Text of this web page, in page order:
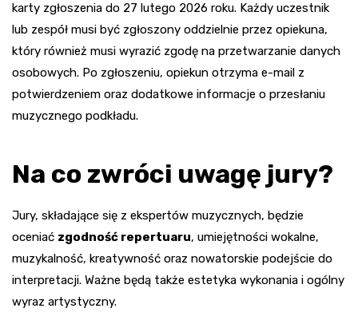
karty zgłoszenia do 27 lutego 2026 roku. Każdy uczestnik
lub zespół musi być zgłoszony oddzielnie przez opiekuna,
który również musi wyrazić zgodę na przetwarzanie danych
osobowych. Po zgłoszeniu, opiekun otrzyma e-mail z
potwierdzeniem oraz dodatkowe informacje o przesłaniu
muzycznego podkładu.
Na co zwróci uwagę jury?
Jury, składające się z ekspertów muzycznych, będzie
oceniać zgodność repertuaru, umiejętności wokalne,
muzykalność, kreatywność oraz nowatorskie podejście do
interpretacji. Ważne będą także estetyka wykonania i ogólny
wyraz artystyczny.